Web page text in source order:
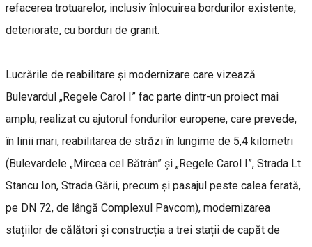
refacerea trotuarelor, inclusiv înlocuirea bordurilor existente,
deteriorate, cu borduri de granit.
Lucrările de reabilitare și modernizare care vizează
Bulevardul „Regele Carol I” fac parte dintr-un proiect mai
amplu, realizat cu ajutorul fondurilor europene, care prevede,
în linii mari, reabilitarea de străzi în lungime de 5,4 kilometri
(Bulevardele „Mircea cel Bătrân” și „Regele Carol I”, Strada Lt.
Stancu Ion, Strada Gării, precum și pasajul peste calea ferată,
pe DN 72, de lângă Complexul Pavcom), modernizarea
stațiilor de călători și construcția a trei stații de capăt de